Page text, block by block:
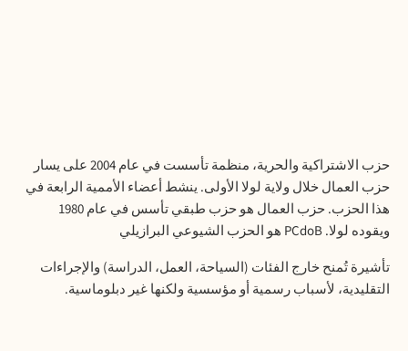
حزب الاشتراكية والحرية، منظمة تأسست في عام 2004 على يسار
حزب العمال خلال ولاية لولا الأولى. ينشط أعضاء الأممية الرابعة في
هذا الحزب. حزب العمال هو حزب طبقي تأسس في عام 1980
ويقوده لولا. PCdoB هو الحزب الشيوعي البرازيلي
تأشيرةتُمنح خارج الفئات (السياحة، العمل، الدراسة) والإجراءات
التقليدية، لأسبابرسمية أو مؤسسية ولكنهاغير دبلوماسية.